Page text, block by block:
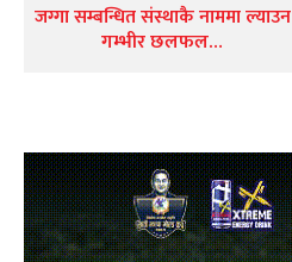
जग्गा सम्बन्धित संस्थाकै नाममा ल्याउन
गम्भीर छलफल…